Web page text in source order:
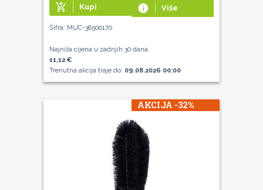
add_shopping_cart Kupi info Više
Šifra: MUC-38500170
Najniža cijena u zadnjih 30 dana:
11,12 €
Trenutna akcija traje do: 09.08.2026 00:00
AKCIJA -32%